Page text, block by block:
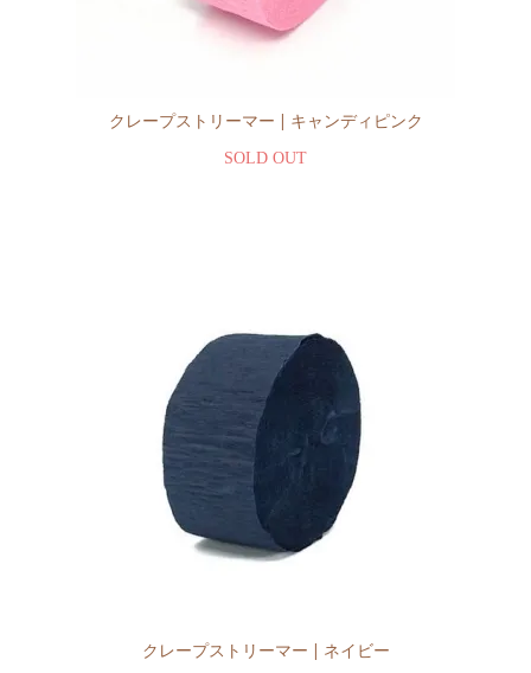
クレープストリーマー | キャンディピンク
SOLD OUT
クレープストリーマー | ネイビー